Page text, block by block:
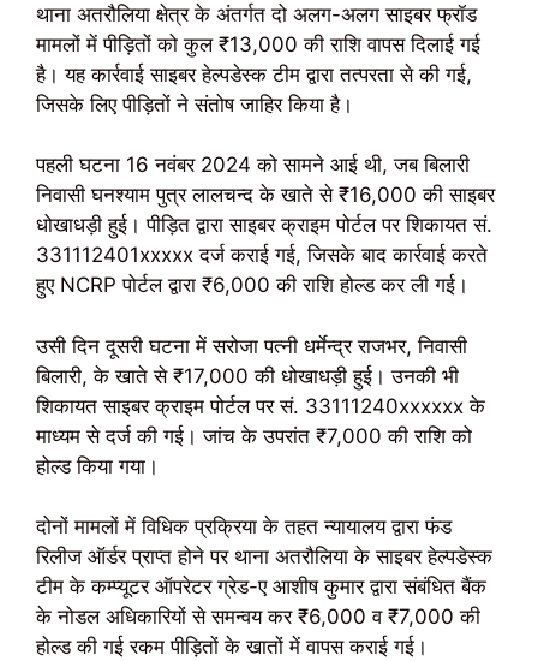
थाना अतरौलिया क्षेत्र के अंतर्गत दो अलग-अलग साइबर फ्रॉड
मामलों में पीड़ितों को कुल ₹13,000 की राशि वापस दिलाई गई
है। यह कार्रवाई साइबर हेल्पडेस्क टीम द्वारा तत्परता से की गई,
जिसके लिए पीड़ितों ने संतोष जाहिर किया है।
पहली घटना 16 नवंबर 2024 को सामने आई थी, जब बिलारी
निवासी घनश्याम पुत्र लालचन्द के खाते से ₹16,000 की साइबर
धोखाधड़ी हुई। पीड़ित द्वारा साइबर क्राइम पोर्टल पर शिकायत सं.
331112401xxxxx दर्ज कराई गई, जिसके बाद कार्रवाई करते
हुए NCRP पोर्टल द्वारा ₹6,000 की राशि होल्ड कर ली गई।
उसी दिन दूसरी घटना में सरोजा पत्नी धर्मेन्द्र राजभर, निवासी
बिलारी, के खाते से ₹17,000 की धोखाधड़ी हुई। उनकी भी
शिकायत साइबर क्राइम पोर्टल पर सं. 33111240xxxxxx के
माध्यम से दर्ज की गई। जांच के उपरांत ₹7,000 की राशि को
होल्ड किया गया।
दोनों मामलों में विधिक प्रक्रिया के तहत न्यायालय द्वारा फंड
रिलीज ऑर्डर प्राप्त होने पर थाना अतरौलिया के साइबर हेल्पडेस्क
टीम के कम्प्यूटर ऑपरेटर ग्रेड-ए आशीष कुमार द्वारा संबंधित बैंक
के नोडल अधिकारियों से समन्वय कर ₹6,000 व ₹7,000 की
होल्ड की गई रकम पीड़ितों के खातों में वापस कराई गई।